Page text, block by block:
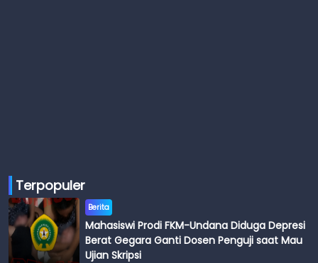
Terpopuler
Berita
Mahasiswi Prodi FKM-Undana Diduga Depresi
Berat Gegara Ganti Dosen Penguji saat Mau
Ujian Skripsi